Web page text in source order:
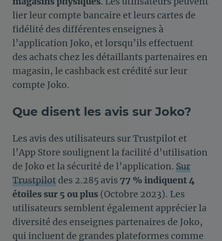
lier leur compte bancaire et leurs cartes de
fidélité des différentes enseignes à
l’application Joko, et lorsqu’ils effectuent
des achats chez les détaillants partenaires en
magasin, le cashback est crédité sur leur
compte Joko.
Que disent les avis sur Joko?
Les avis des utilisateurs sur Trustpilot et
l’App Store soulignent la facilité d’utilisation
de Joko et la sécurité de l’application​​. Sur
Trustpilot des 2.285 avis 77 % indiquent 4
étoiles sur 5 ou plus (Octobre 2023). Les
utilisateurs semblent également apprécier la
diversité des enseignes partenaires de Joko,
qui incluent de grandes plateformes comme